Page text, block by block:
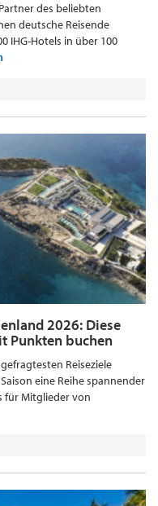
des beliebten
deutsche Reisende
IHG-Hotels in über 100
2026: Diese
Punkten buchen
Reiseziele
eine Reihe spannender
für Mitglieder von